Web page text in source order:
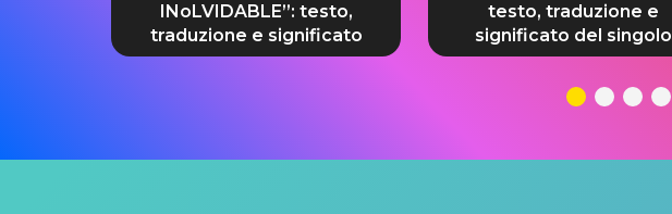
INoLVIDABLE”: testo,
traduzione e significato
testo, traduzione e
significato del singolo